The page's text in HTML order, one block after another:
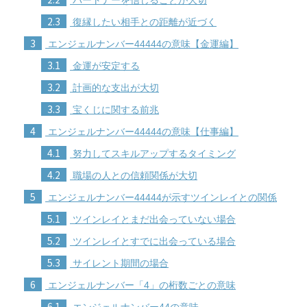
2.3 復縁したい相手との距離が近づく
3 エンジェルナンバー44444の意味【金運編】
3.1 金運が安定する
3.2 計画的な支出が大切
3.3 宝くじに関する前兆
4 エンジェルナンバー44444の意味【仕事編】
4.1 努力してスキルアップするタイミング
4.2 職場の人との信頼関係が大切
5 エンジェルナンバー44444が示すツインレイとの関係
5.1 ツインレイとまだ出会っていない場合
5.2 ツインレイとすでに出会っている場合
5.3 サイレント期間の場合
6 エンジェルナンバー「4」の桁数ごとの意味